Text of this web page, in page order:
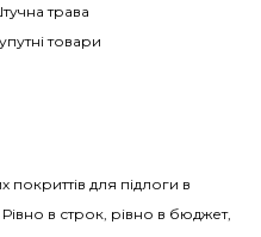
трава
товари
для підлоги в
в строк, рівно в бюджет,